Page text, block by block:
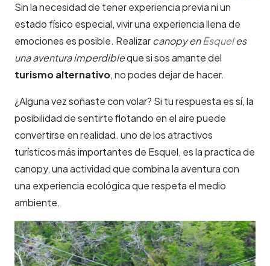
Sin la necesidad de tener experiencia previa ni un
estado físico especial, vivir una experiencia llena de
emociones es posible. Realizarcanopy enEsqueles
una aventura imperdibleque si sos amante del
turismo alternativo, no podes dejar de hacer.
¿Alguna vez soñaste con volar? Si tu respuesta es sí, la
posibilidad de sentirte flotando en el aire puede
convertirse en realidad. uno de los atractivos
turísticos más importantes de Esquel, es la practica de
canopy, una actividad que combina la aventura con
una experiencia ecológica que respeta el medio
ambiente.